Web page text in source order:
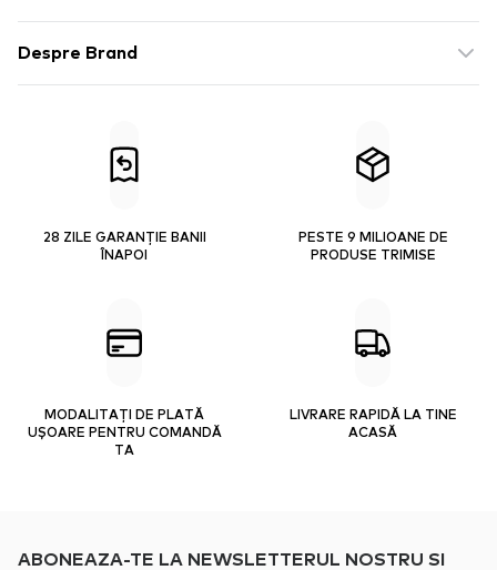
Despre Brand
28 ZILE GARANȚIE BANII
ÎNAPOI
PESTE 9 MILIOANE DE
PRODUSE TRIMISE
MODALITAȚI DE PLATĂ
UȘOARE PENTRU COMANDĂ
TA
LIVRARE RAPIDĂ LA TINE
ACASĂ
ABONEAZA-TE LA NEWSLETTERUL NOSTRU SI